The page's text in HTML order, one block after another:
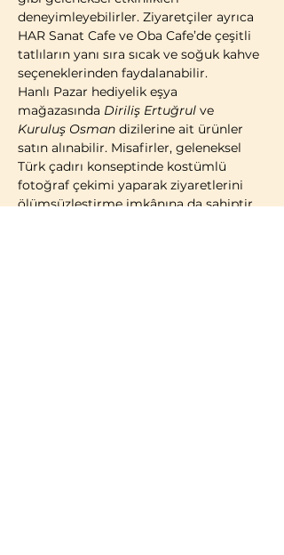
deneyimleyebilirler. Ziyaretçiler ayrıca
HAR Sanat Cafe ve Oba Cafe’de çeşitli
tatlıların yanı sıra sıcak ve soğuk kahve
seçeneklerinden faydalanabilir.
Hanlı Pazar hediyelik eşya
mağazasında Diriliş Ertuğrul ve
Kuruluş Osman dizilerine ait ürünler
satın alınabilir. Misafirler, geleneksel
Türk çadırı konseptinde kostümlü
fotoğraf çekimi yaparak ziyaretlerini
ölümsüzleştirme imkânına da sahiptir.